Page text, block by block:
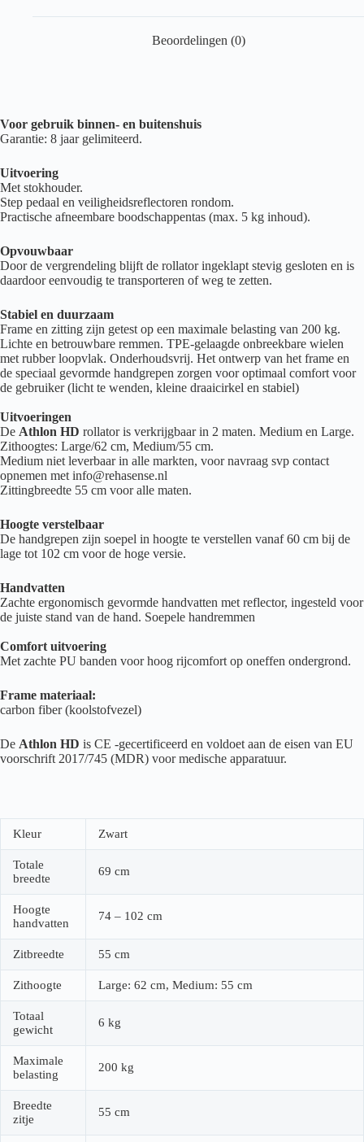
Beoordelingen (0)
Voor gebruik binnen- en buitenshuis
Garantie: 8 jaar gelimiteerd.
Uitvoering
Met stokhouder.
Step pedaal en veiligheidsreflectoren rondom.
Practische afneembare boodschappentas (max. 5 kg inhoud).
Opvouwbaar
Door de vergrendeling blijft de rollator ingeklapt stevig gesloten en is
daardoor eenvoudig te transporteren of weg te zetten.
Stabiel en duurzaam
Frame en zitting zijn getest op een maximale belasting van 200 kg.
Lichte en betrouwbare remmen. TPE-gelaagde onbreekbare wielen
met rubber loopvlak. Onderhoudsvrij. Het ontwerp van het frame en
de speciaal gevormde handgrepen zorgen voor optimaal comfort voor
de gebruiker (licht te wenden, kleine draaicirkel en stabiel)
Uitvoeringen
De Athlon HD rollator is verkrijgbaar in 2 maten. Medium en Large.
Zithoogtes: Large/62 cm, Medium/55 cm.
Medium niet leverbaar in alle markten, voor navraag svp contact
opnemen met info@rehasense.nl
Zittingbreedte 55 cm voor alle maten.
Hoogte verstelbaar
De handgrepen zijn soepel in hoogte te verstellen vanaf 60 cm bij de
lage tot 102 cm voor de hoge versie.
Handvatten
Zachte ergonomisch gevormde handvatten met reflector, ingesteld voor
de juiste stand van de hand. Soepele handremmen
Comfort uitvoering
Met zachte PU banden voor hoog rijcomfort op oneffen ondergrond.
Frame materiaal:
carbon fiber (koolstofvezel)
De Athlon HD is CE -gecertificeerd en voldoet aan de eisen van EU
voorschrift 2017/745 (MDR) voor medische apparatuur.
Kleur Zwart
Totale
breedte
69 cm
Hoogte
handvatten
74 – 102 cm
Zitbreedte 55 cm
Zithoogte Large: 62 cm, Medium: 55 cm
Totaal
gewicht
6 kg
Maximale
belasting
200 kg
Breedte
zitje
55 cm